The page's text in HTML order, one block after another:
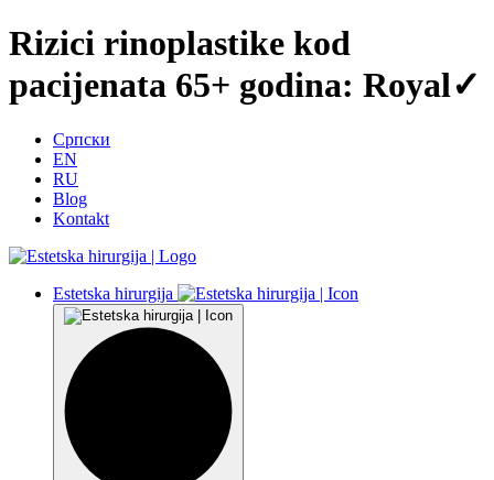
Rizici rinoplastike kod
pacijenata 65+ godina: Royal✓
Српски
EN
RU
Blog
Kontakt
Estetska hirurgija